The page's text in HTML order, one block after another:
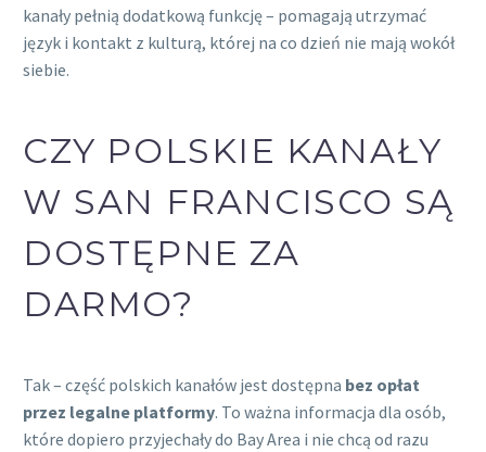
kanały pełnią dodatkową funkcję – pomagają utrzymać
język i kontakt z kulturą, której na co dzień nie mają wokół
siebie.
CZY POLSKIE KANAŁY
W SAN FRANCISCO SĄ
DOSTĘPNE ZA
DARMO?
Tak – część polskich kanałów jest dostępna bez opłat
przez legalne platformy. To ważna informacja dla osób,
które dopiero przyjechały do Bay Area i nie chcą od razu